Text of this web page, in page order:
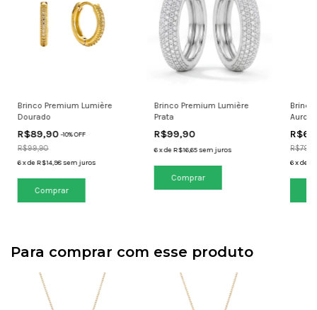
Brinco Premium Lumière
Dourado
R$89,90-10% OFF
R$99,90
6xdeR$14,98sem juros
Brinco Premium Lumière
Prata
R$99,90
6xdeR$16,65 sem juros
Brinco
6xde
Para comprar com esse produto